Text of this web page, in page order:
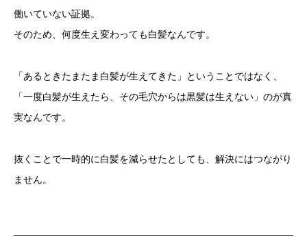
働いていない証拠。
そのため、何度生え変わっても白髪なんです。
「あるときたまたま白髪が生えてきた」ということではなく、
「一度白髪が生えたら、その毛穴からは黒髪は生えない」のが真
実なんです。
抜くことで一時的に白髪を減らせたとしても、解決にはつながり
ません。